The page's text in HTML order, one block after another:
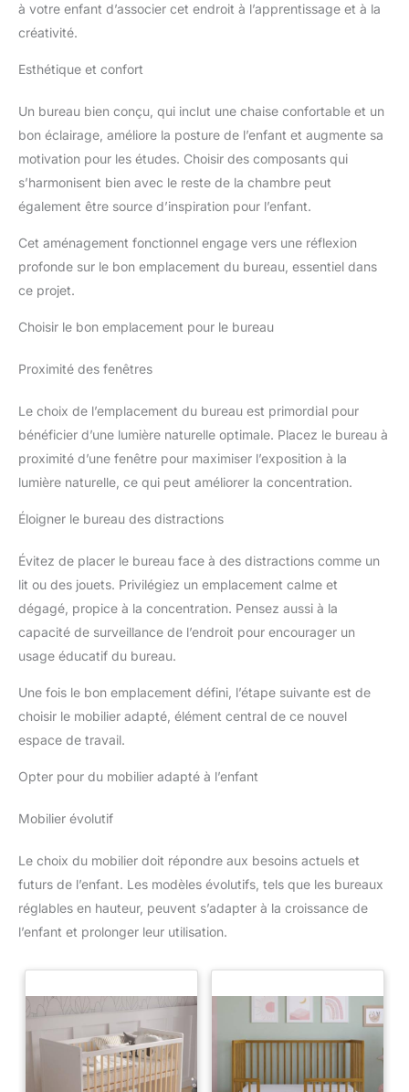
à votre enfant d’associer cet endroit à l’apprentissage et à la
créativité.
Esthétique et confort
Un bureau bien conçu, qui inclut une chaise confortable et un
bon éclairage, améliore la posture de l’enfant et augmente sa
motivation pour les études. Choisir des composants qui
s’harmonisent bien avec le reste de la chambre peut
également être source d’inspiration pour l’enfant.
Cet aménagement fonctionnel engage vers une réflexion
profonde sur le bon emplacement du bureau, essentiel dans
ce projet.
Choisir le bon emplacement pour le bureau
Proximité des fenêtres
Le choix de l’emplacement du bureau est primordial pour
bénéficier d’une lumière naturelle optimale. Placez le bureau à
proximité d’une fenêtre pour maximiser l’exposition à la
lumière naturelle, ce qui peut améliorer la concentration.
Éloigner le bureau des distractions
Évitez de placer le bureau face à des distractions comme un
lit ou des jouets. Privilégiez un emplacement calme et
dégagé, propice à la concentration. Pensez aussi à la
capacité de surveillance de l’endroit pour encourager un
usage éducatif du bureau.
Une fois le bon emplacement défini, l’étape suivante est de
choisir le mobilier adapté, élément central de ce nouvel
espace de travail.
Opter pour du mobilier adapté à l’enfant
Mobilier évolutif
Le choix du mobilier doit répondre aux besoins actuels et
futurs de l’enfant. Les modèles évolutifs, tels que les bureaux
réglables en hauteur, peuvent s’adapter à la croissance de
l’enfant et prolonger leur utilisation.